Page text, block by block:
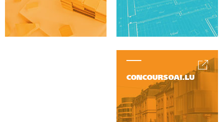
CONCOURSOAI.LU